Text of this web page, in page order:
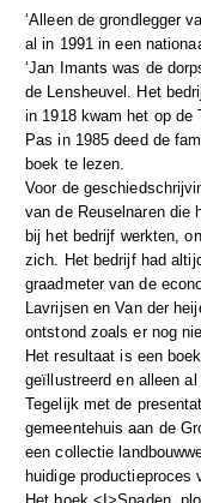
‘Alleen de grondlegger
al in 1991 in een
‘Jan Imants was de
de Lensheuvel. Het
in 1918 kwam het op de
Pas in 1985 deed de
boek te lezen.
Voor de
van de Reuselnaren die
bij het bedrijf werkten,
zich. Het bedrijf had
graadmeter van de
Lavrijsen en Van der
ontstond zoals er nog
Het resultaat is een
geïllustreerd en alleen
Tegelijk met de
gemeentehuis aan de
een collectie
huidige